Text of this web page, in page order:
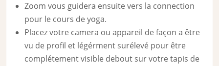
Zoom vous guidera ensuite vers la connection
pour le cours de yoga.
Placez votre camera ou appareil de façon a être
vu de profil et légérment surélevé pour être
complétement visible debout sur votre tapis de